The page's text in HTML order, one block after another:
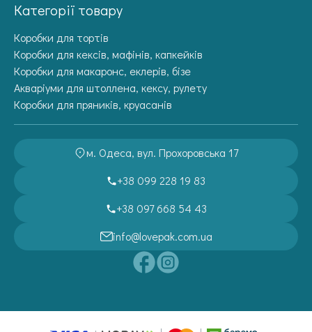
Категорії товару
Коробки для тортів
Коробки для кексів, мафінів, капкейків
Коробки для макаронс, еклерів, бізе
Акваріуми для штоллена, кексу, рулету
Коробки для пряників, круасанів
м. Одеса, вул. Прохоровська 17
+38 099 228 19 83
+38 097 668 54 43
info@lovepak.com.ua